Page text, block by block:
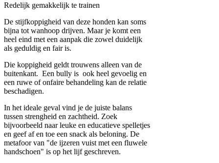
Redelijk gemakkelijk te trainen
De stijfkoppigheid van deze honden kan soms
bijna tot wanhoop drijven. Maar je komt een
heel eind met een aanpak die zowel duidelijk
als geduldig en fair is.
Die koppigheid geldt trouwens alleen van de
buitenkant. Een bully is ook heel gevoelig en
een ruwe of onfaire behandeling kan de relatie
beschadigen.
In het ideale geval vind je de juiste balans
tussen strengheid en zachtheid. Zoek
bijvoorbeeld naar leuke en educatieve spelletjes
en geef af en toe een snack als beloning. De
metafoor van "de ijzeren vuist met een fluwele
handschoen" is op het lijf geschreven.